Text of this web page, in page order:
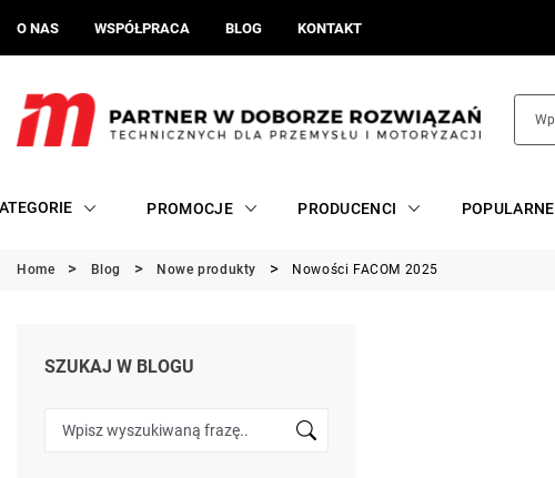
O NAS WSPÓŁPRACA BLOG KONTAKT
PROMOCJE PRODUCENCI POPULARNE
Home Blog Nowe produkty Nowości FACOM 2025
SZUKAJ W BLOGU